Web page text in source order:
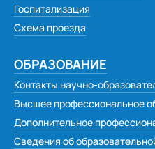
Госпитализация
Схема проезда
ОБРАЗОВАНИЕ
Контакты научно-
Высшее профессиональное
Дополнительное
Сведения об